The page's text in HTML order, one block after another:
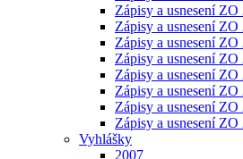
Zápisy a usnesení ZO
Zápisy a usnesení ZO
Zápisy a usnesení ZO
Zápisy a usnesení ZO
Zápisy a usnesení ZO
Zápisy a usnesení ZO
Zápisy a usnesení ZO
Zápisy a usnesení ZO
Vyhlášky
2007